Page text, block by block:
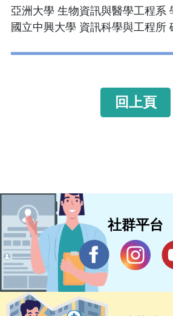
亞洲大學 生物資訊與醫學工程系
國立中興大學 資訊科學與工程所
回上頁
社群平台